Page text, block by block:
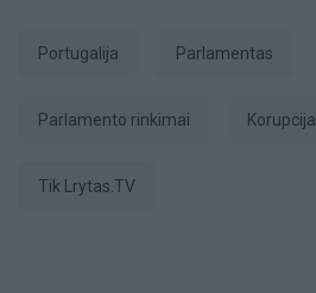
Portugalija parlamentas
parlamento rinkimai Korupcija
tik Lrytas.TV